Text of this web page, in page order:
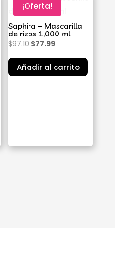
¡Oferta!
Saphira – Mascarilla
de rizos 1,000 ml
$97.10 El
precio
original
$77.99El
precio
actual
Añadir al carrito